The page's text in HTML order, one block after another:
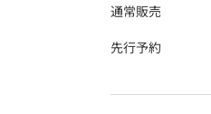
通常販売
先行予約